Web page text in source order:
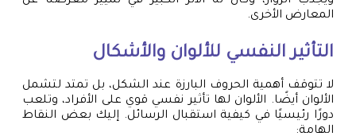
المعارض الأخرى.
التأثير النفسي للألوان والأشكال
لا تتوقف أهمية الحروف البارزة عند الشكل، بل تمتد لتشمل
الألوان أيضًا. الألوان لها تأثير نفسي قوي على الأفراد، وتلعب
دورًا رئيسيًا في كيفية استقبال الرسائل. إليك بعض النقاط
الهامة: